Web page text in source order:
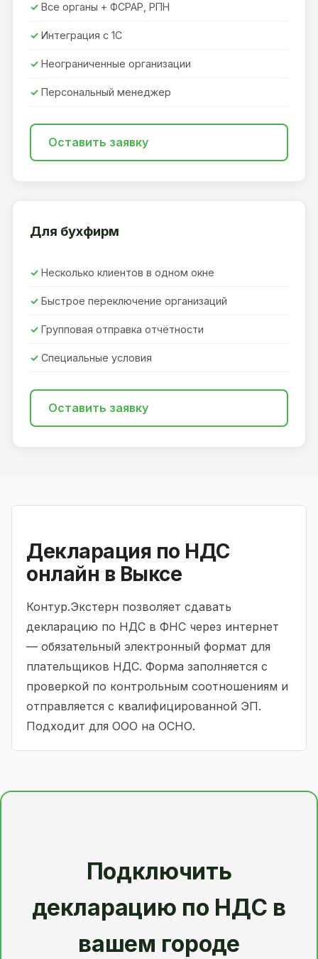
Все органы + ФСРАР, РПН
Интеграция с 1С
Неограниченные организации
Персональный менеджер
Оставить заявку
Для бухфирм
Несколько клиентов в одном окне
Быстрое переключение организаций
Групповая отправка отчётности
Специальные условия
Оставить заявку
Декларация по НДС
онлайн в Выксе
Контур.Экстерн позволяет сдавать
декларацию по НДС в ФНС через интернет
— обязательный электронный формат для
плательщиков НДС. Форма заполняется с
проверкой по контрольным соотношениям и
отправляется с квалифицированной ЭП.
Подходит для ООО на ОСНО.
Подключить
декларацию по НДС в
вашем городе